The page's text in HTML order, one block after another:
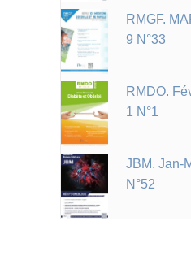
RMGF.
9 N°33
RMDO.
1 N°1
JBM. Jan-
N°52